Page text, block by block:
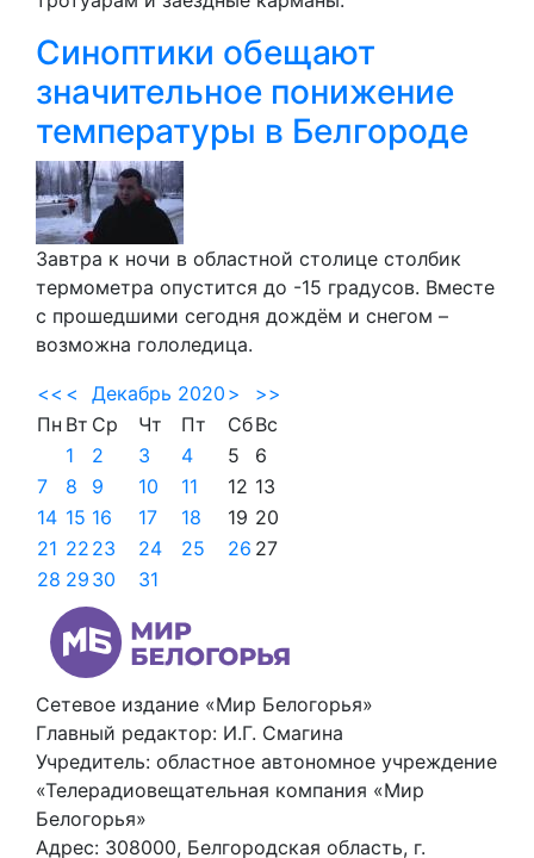
Синоптики обещают
значительное понижение
температуры в Белгороде
Завтра к ночи в областной столице столбик
термометра опустится до -15 градусов. Вместе
с прошедшими сегодня дождём и снегом –
возможна гололедица.
<< < Декабрь 2020 >
>>
Пн Вт Ср Чт Пт СбВс
1
2 3 4 5
6
7
8 9 10 11 12 13
14 15 16 17 18 19 20
21 22 23 24 25 26 27
28 29 30 31
Сетевое издание «Мир Белогорья»
Главный редактор: И.Г. Смагина
Учредитель: областное автономное учреждение
«Телерадиовещательная компания «Мир
Белогорья»
Адрес: 308000, Белгородская область, г.